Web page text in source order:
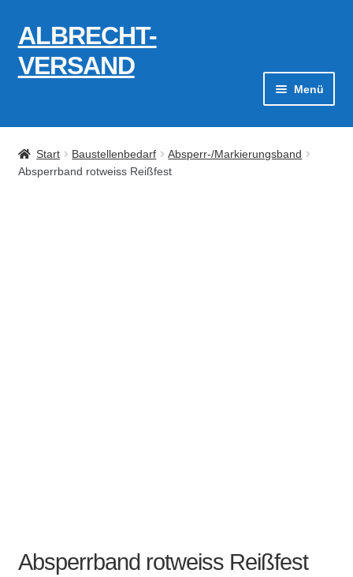
Zur
Navigation
springen
Zum
Inhalt
springen
ALBRECHT-
VERSAND
Menü
Zahlungsarten
AGB
Start Baustellenbedarf
Absperr-/Markierungsband
Absperrband rotweiss Reißfest
Absperrband rotweiss Reißfest